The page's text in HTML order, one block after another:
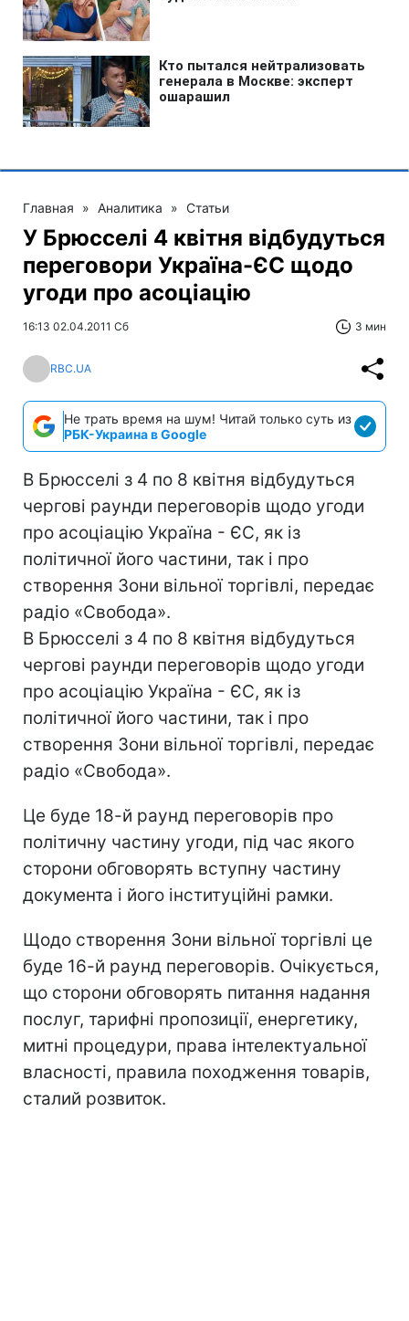
Главная » Аналитика » Статьи
У Брюсселі 4 квітня відбудуться
переговори Україна-ЄС щодо
угоди про асоцiацiю
16:13 02.04.2011 Сб 3 мин
RBC.UA
Не трать время на шум! Читай только суть из
РБК-Украина в Google
В Брюсселi з 4 по 8 квiтня вiдбудуться
черговi раунди переговорiв щодо угоди
про асоцiацiю Україна - ЄС, як iз
полiтичної його частини, так i про
створення Зони вiльної торгiвлi, передає
радіо «Свобода».
В Брюсселi з 4 по 8 квiтня вiдбудуться
черговi раунди переговорiв щодо угоди
про асоцiацiю Україна - ЄС, як iз
полiтичної його частини, так i про
створення Зони вiльної торгiвлi, передає
радіо «Свобода».
Це буде 18-й раунд переговорiв про
політичну частину угоди, пiд час якого
сторони обговорять вступну частину
документа i його iнституцiйнi рамки.
Щодо створення Зони вiльної торгiвлi це
буде 16-й раунд переговорiв. Очiкується,
що сторони обговорять питання надання
послуг, тарифнi пропозицiї, енергетику,
митнi процедури, права iнтелектуальної
власностi, правила походження товарiв,
сталий розвиток.